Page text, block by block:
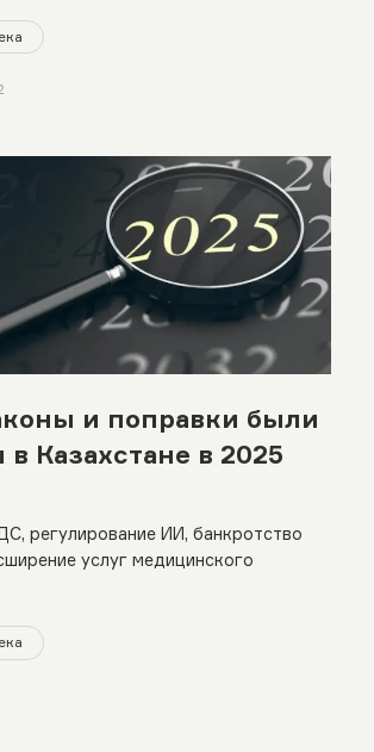
и поправки были
Казахстане в 2025
регулирование ИИ, банкротство
услуг медицинского